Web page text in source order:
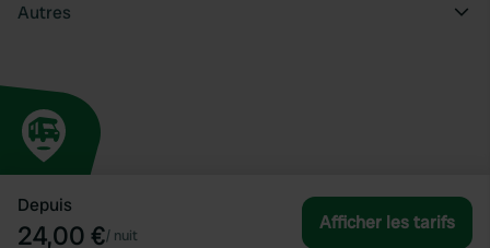
Depuis
24,00 €/ nuit
Afficher les tarifs
Autres